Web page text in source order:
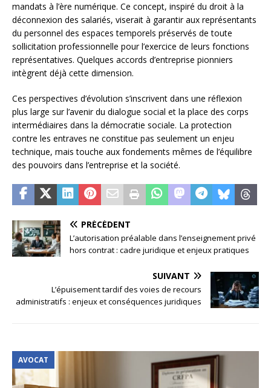
mandats à l’ère numérique. Ce concept, inspiré du droit à la
déconnexion des salariés, viserait à garantir aux représentants
du personnel des espaces temporels préservés de toute
sollicitation professionnelle pour l’exercice de leurs fonctions
représentatives. Quelques accords d’entreprise pionniers
intègrent déjà cette dimension.
Ces perspectives d’évolution s’inscrivent dans une réflexion
plus large sur l’avenir du dialogue social et la place des corps
intermédiaires dans la démocratie sociale. La protection
contre les entraves ne constitue pas seulement un enjeu
technique, mais touche aux fondements mêmes de l’équilibre
des pouvoirs dans l’entreprise et la société.
PRÉCÉDENT
L’autorisation préalable dans l’enseignement privé
hors contrat : cadre juridique et enjeux pratiques
SUIVANT
L’épuisement tardif des voies de recours
administratifs : enjeux et conséquences juridiques
AVOCAT